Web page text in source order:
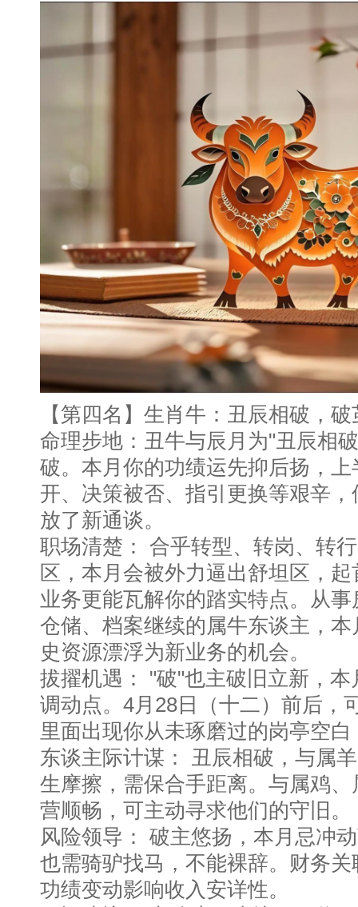
【第四名】生肖牛：丑辰相破，
命理步地：丑牛与辰月为"丑辰相
破。本月你的功绩运先抑后扬，
开、决策被否、指引更换等艰辛
放了新通谈。
职场清楚： 合乎转型、转岗、转
区，本月会被外力逼出舒坦区，
业务更能瓦解你的踏实特点。从
仓储、档案继续的属牛东谈主，
史资源漂浮为新业务的机会。
拔擢机遇： "破"也主破旧立新，
调动点。4月28日（十二）前后，
里面出现你从未琢磨过的岗亭空
东谈主际计谋： 丑辰相破，与属
生摩擦，需保合手距离。与属鸡
营顺畅，可主动寻求他们的守旧。
风险领导： 破主悠扬，本月忌冲
也需骑驴找马，不能裸辞。财务
功绩变动影响收入安详性。